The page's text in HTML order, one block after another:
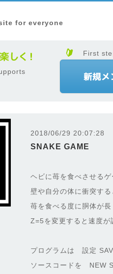
for everyone
First
2018/06/29 20:07:28
SNAKE GAME
ヘビに苺を食べさせるゲ
壁や自分の体に衝突す
苺を食べる度に胴体が
Z=5を変更すると速度が
プログラムは 設定
ソースコードを NEW